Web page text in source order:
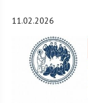
11.02.2026